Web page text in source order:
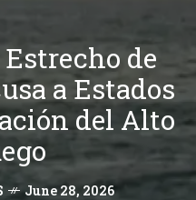
de
a Estados
del Alto
June 28, 2026